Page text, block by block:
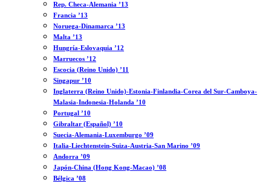
Rep. Checa-Alemania ’13
Francia ’13
Noruega-Dinamarca ’13
Malta ’13
Hungría-Eslovaquia ’12
Marruecos ’12
Escocia (Reino Unido) ’11
Singapur ’10
Inglaterra (Reino Unido)-Estonia-Finlandia-Corea del Sur-Camboya-
Malasia-Indonesia-Holanda ’10
Portugal ’10
Gibraltar (Español) ’10
Suecia-Alemania-Luxemburgo ’09
Italia-Liechtenstein-Suiza-Austria-San Marino ’09
Andorra ’09
Japón-China (Hong Kong-Macao) ’08
Bélgica ’08